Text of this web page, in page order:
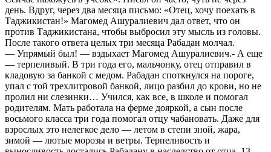
день. Вдруг, через два месяца письмо: «Отец, хочу поехать в
Таджикистан!» Магомед Ашуралиевич дал ответ, что он
против Таджикистана, чтобы выбросил эту мысль из головы.
После такого ответа целых три месяца Рабадан молчал.
— Упрямый был! — вздыхает Магомед Ашуралиевич.- А еще
— терпеливый. В три года его, мальчонку, отец отправил в
кладовую за банкой с медом. Рабадан споткнулся на пороге,
упал с той трехлитровой банкой, лицо разбил до крови, но не
пролил ни слезинки… Учился, как все, в школе и помогал
родителям. Мать работала на ферме дояркой, а сын после
восьмого класса три года помогал отцу чабановать. Даже для
взрослых это нелегкое дело — летом в степи зной, жара,
зимой — лютые морозы и ветры. Терпеливость и